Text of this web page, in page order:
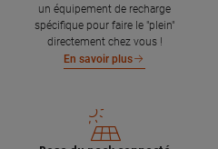
un équipement de recharge
spécifique pour faire le "plein"
directement chez vous !
En savoir plus